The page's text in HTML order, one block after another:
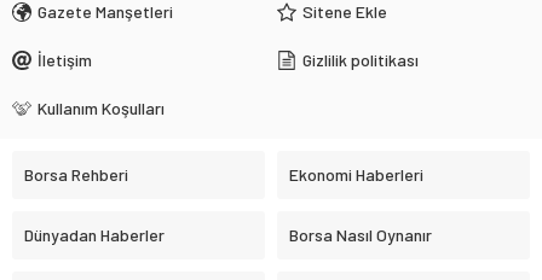
Gazete Manşetleri Sitene Ekle
İletişim Gizlilik politikası
Kullanım Koşulları
Borsa Rehberi Ekonomi Haberleri
Dünyadan Haberler Borsa Nasıl Oynanır